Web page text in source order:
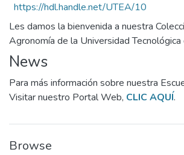
https://hdl.handle.net/UTEA/10
Les damos la bienvenida a nuestra
Agronomía de la Universidad
News
Para más información sobre nuestra
Visitar nuestro Portal Web, CLIC AQUÍ.
Browse